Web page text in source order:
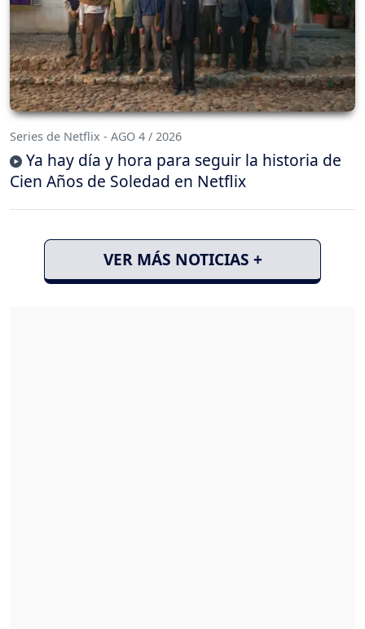
Series de Netflix - AGO 4 / 2026
Ya hay día y hora para seguir la historia de
Cien Años de Soledad en Netflix
VER MÁS NOTICIAS +